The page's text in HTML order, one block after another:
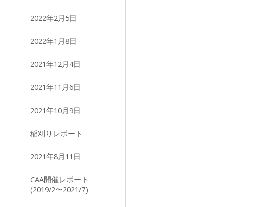
2022年2月5日
2022年1月8日
2021年12月4日
2021年11月6日
2021年10月9日
稲刈りレポート
2021年8月11日
CAA開催レポート
(2019/2〜2021/7)